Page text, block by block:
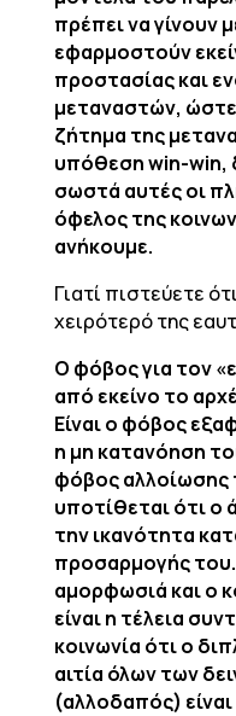
πρέπει να γίνουν
εφαρμοστούν
προστασίας και
μεταναστών,
ζήτημα της
υπόθεση win-win,
σωστά αυτές οι
όφελος της
ανήκουμε.
Γιατί πιστεύετε
χειρότερό της
Ο φόβος για τον
από εκείνο το
Είναι ο φόβος
η μη κατανόηση
φόβος αλλοίωσης
υποτίθεται ότι ο
την ικανότητα
προσαρμογής
αμορφωσιά και ο
είναι η τέλεια
κοινωνία ότι ο
αιτία όλων των
(αλλοδαπός)